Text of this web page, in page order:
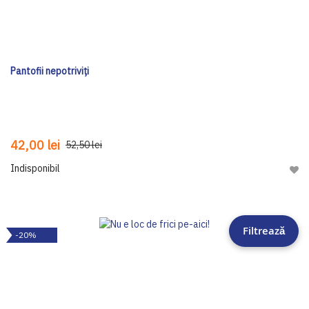
Pantofii nepotriviți
42,00 lei 52,50 lei
Indisponibil
-20% Filtrează